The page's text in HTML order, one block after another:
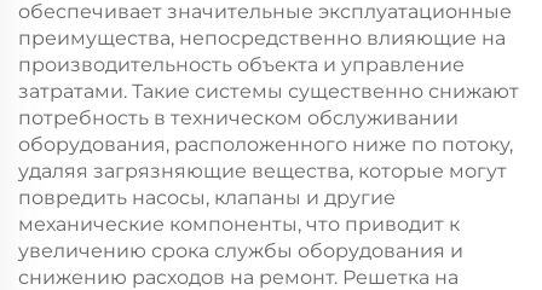
сточных вод
обеспечивает значительные эксплуатационные
преимущества, непосредственно влияющие на
производительность объекта и управление
затратами. Такие системы существенно снижают
потребность в техническом обслуживании
оборудования, расположенного ниже по потоку,
удаляя загрязняющие вещества, которые могут
повредить насосы, клапаны и другие
механические компоненты, что приводит к
увеличению срока службы оборудования и
снижению расходов на ремонт. Решетка на